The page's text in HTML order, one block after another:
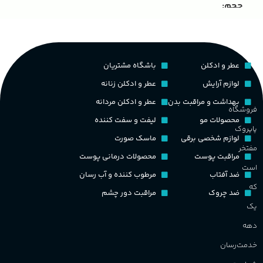
حجم
لیتر)
پخش بو
کشور مبدا برند
طبع
گروه بویایی
چوبی میوه‌ای مرکباتی
PA_بخش-بو
میوه‌ها و مرکبات، وانیل،
نت‌های چوبی
فروشگاه
پاپروک
مفتخر
است
که
یک
دهه
خدمت‌رسان
عطر و ادکلن
لوازم آرایش
بهداشت و مراقبت بدن
محصولات مو
لوازم شخصی برقی
مراقبت پوست
ضد آفتاب
ضد چروک
باشگاه مشتریان
عطر و ادکلن زنانه
عطر و ادکلن مردانه
لیفت و سفت کننده
ماسک صورت
محصولات درمانی پوست
مرطوب کننده و آب رسان
مراقبت دور چشم